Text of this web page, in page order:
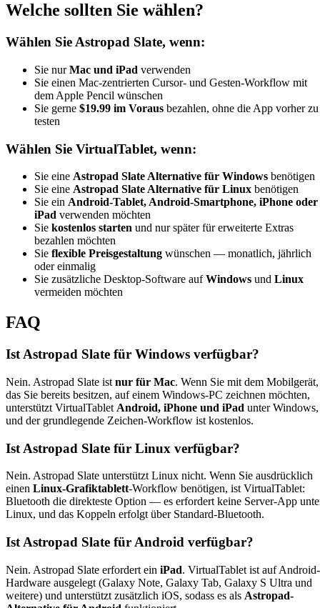
Welche sollten Sie wählen?
Wählen Sie Astropad Slate, wenn:
Sie nurMac und iPad verwenden
Sie einen Mac-zentrierten Cursor- und Gesten-Workflow mit
dem Apple Pencil wünschen
Sie gerne $19.99 im Voraus bezahlen, ohne die App vorher zu
testen
Wählen Sie VirtualTablet, wenn:
Sie eine Astropad Slate Alternative für Windows benötigen
Sie eine Astropad Slate Alternative für Linux benötigen
Sie ein Android-Tablet, Android-Smartphone, iPhone oder
iPad verwenden möchten
Sie kostenlos starten und nur später für erweiterte Extras
bezahlen möchten
Sie flexible Preisgestaltung wünschen — monatlich, jährlich
oder einmalig
Sie zusätzliche Desktop-Software aufWindows und Linux
vermeiden möchten
FAQ
Ist Astropad Slate für Windows verfügbar?
Nein. Astropad Slate ist nur für Mac. Wenn Sie mit dem Mobilgerät,
das Sie bereits besitzen, auf einem Windows-PC zeichnen möchten,
unterstützt VirtualTablet Android, iPhone und iPad unter Windows,
und der grundlegende Zeichen-Workflow ist kostenlos.
Ist Astropad Slate für Linux verfügbar?
Nein. Astropad Slate unterstützt Linux nicht. Wenn Sie ausdrücklich
einen Linux-Grafiktablett-Workflow benötigen, ist VirtualTablet:
Bluetooth die direkteste Option — es erfordert keine Server-App
Linux, und das Koppeln erfolgt über Standard-Bluetooth.
Ist Astropad Slate für Android verfügbar?
Nein. Astropad Slate erfordert ein iPad. VirtualTablet ist auf Android-
Hardware ausgelegt (Galaxy Note, Galaxy Tab, Galaxy S Ultra und
weitere) und unterstützt zusätzlich iOS, sodass es als Astropad-